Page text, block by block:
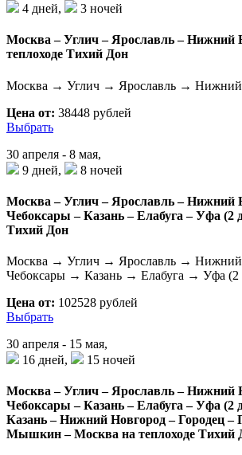
4 дней,
3 ночей
Москва – Углич – Ярославль – Нижний
теплоходе Тихий Дон
Москва → Углич → Ярославль → Нижний
Цена от: 38448 рублей
Выбрать
30 апреля - 8 мая,
9 дней,
8 ночей
Москва – Углич – Ярославль – Нижний
Чебоксары – Казань – Елабуга – Уфа (2
Тихий Дон
Москва → Углич → Ярославль →
Чебоксары → Казань → Елабуга → Уфа (2
Цена от: 102528 рублей
Выбрать
30 апреля - 15 мая,
16 дней,
15 ночей
Москва – Углич – Ярославль – Нижний
Чебоксары – Казань – Елабуга – Уфа (2
Казань – Нижний Новгород – Городец –
Мышкин – Москва на теплоходе Тихий